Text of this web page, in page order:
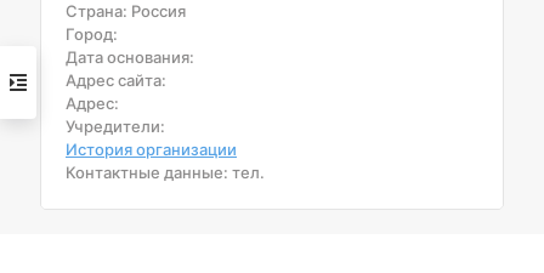
Страна: Россия
Город:
Дата основания:
Адрес сайта:
Адрес:
Учредители:
История организации
Контактные данные: тел.